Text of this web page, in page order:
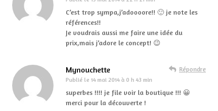
C’est trop sympa,j’adoooore!! 🙂 je note les
références!!
Je voudrais aussi me faire une idée du
prix,mais j’adore le concept! 😉
Mynouchette
Publié le 14 mai 2014 à 0 h 43 min
Répondre
superbes !!!! je file voir la boutique !!! 😀
merci pour la découverte !